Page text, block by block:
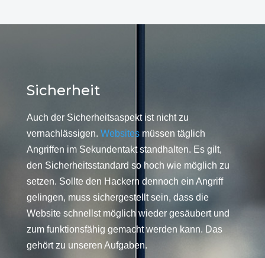
Sicherheit
Auch der Sicherheitsaspekt ist nicht zu
vernachlässigen. Websitesmüssen täglich
Angriffen im Sekundentakt standhalten. Es gilt,
den Sicherheitsstandard so hoch wie möglich zu
setzen. Sollte den Hackern dennoch ein Angriff
gelingen, muss sichergestellt sein, dass die
Website schnellst möglich wieder gesäubert und
zum funktionsfähig gemacht werden kann. Das
gehört zu unseren Aufgaben.